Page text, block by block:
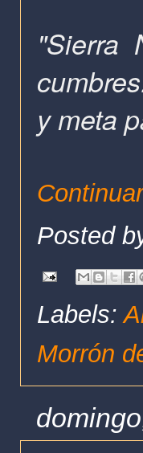
"Sierra
y meta
Posted
Labels:
Morrón